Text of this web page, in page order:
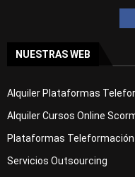
NUESTRAS WEB
Alquiler Plataformas
Alquiler Cursos Online
Plataformas
Servicios Outsourcing